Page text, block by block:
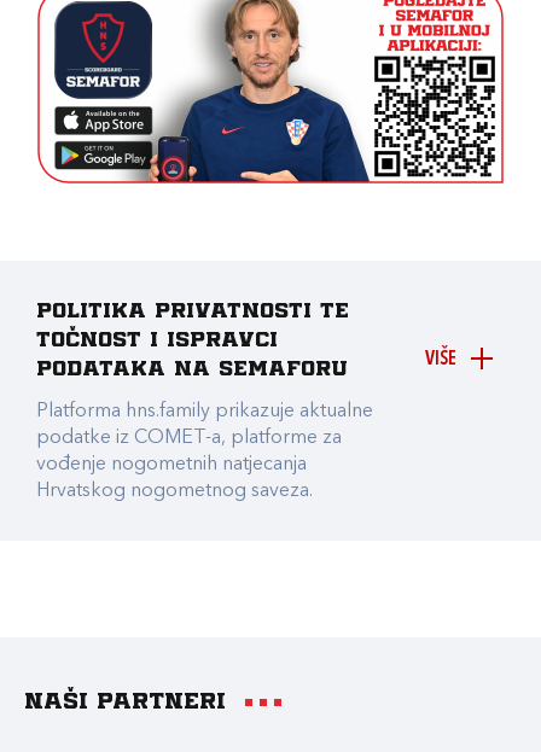
VIŠE
Politika privatnosti te
točnost i ispravci
podataka na Semaforu
Platforma hns.family prikazuje aktualne
podatke iz COMET-a, platforme za
vođenje nogometnih natjecanja
Hrvatskog nogometnog saveza.
Naši partneri